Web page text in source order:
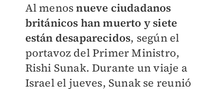
Al menosnueve ciudadanos
británicos han muerto y siete
están desaparecidos, según el
portavoz del Primer Ministro,
Rishi Sunak. Durante un viaje a
Israel el jueves, Sunak se reunió